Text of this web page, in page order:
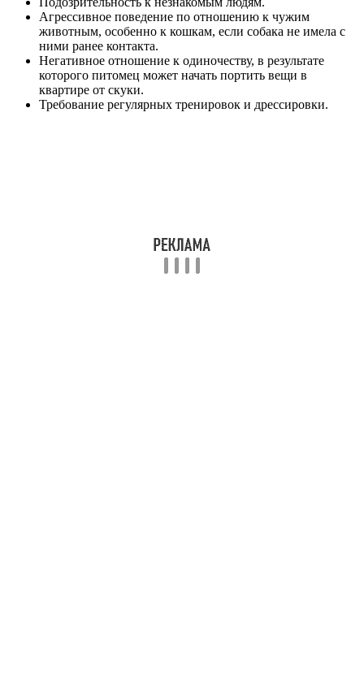
Агрессивное поведение по отношению к чужим
животным, особенно к кошкам, если собака не имела с
ними ранее контакта.
Негативное отношение к одиночеству, в результате
которого питомец может начать портить вещи в
квартире от скуки.
Требование регулярных тренировок и дрессировки.